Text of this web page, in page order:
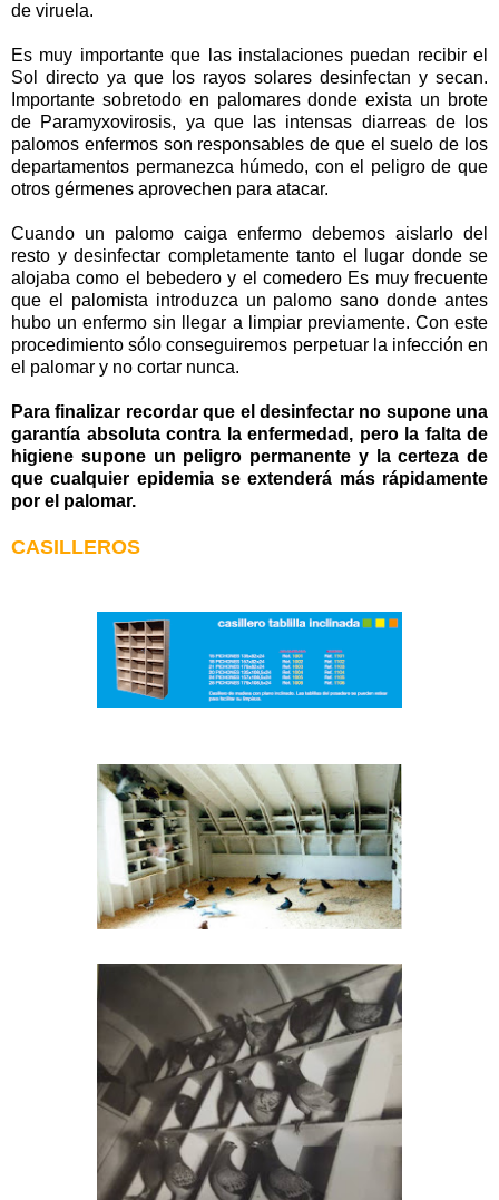
de viruela.
Es muy importante que las instalaciones puedan recibir el
Sol directo ya que los rayos solares desinfectan y secan.
Importante sobretodo en palomares donde exista un brote
de Paramyxovirosis, ya que las intensas diarreas de los
palomos enfermos son responsables de que el suelo de los
departamentos permanezca húmedo, con el peligro de que
otros gérmenes aprovechen para atacar.
Cuando un palomo caiga enfermo debemos aislarlo del
resto y desinfectar completamente tanto el lugar donde se
alojaba como el bebedero y el comedero Es muy frecuente
que el palomista introduzca un palomo sano donde antes
hubo un enfermo sin llegar a limpiar previamente. Con este
procedimiento sólo conseguiremos perpetuar la infección en
el palomar y no cortar nunca.
Para finalizar recordar que el desinfectar no supone una
garantía absoluta contra la enfermedad, pero la falta de
higiene supone un peligro permanente y la certeza de
que cualquier epidemia se extenderá más rápidamente
por el palomar.
CASILLEROS